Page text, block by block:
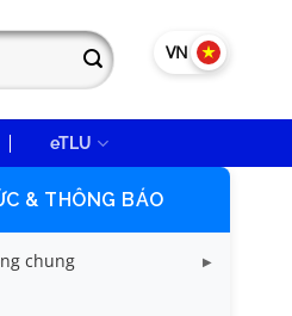
VN EN
eTLU
& THÔNG BÁO
chung